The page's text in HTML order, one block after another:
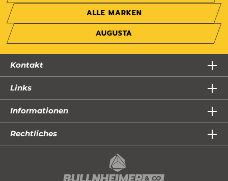
ALLE MARKEN
AUGUSTA
Kontakt
Links
Informationen
Rechtliches